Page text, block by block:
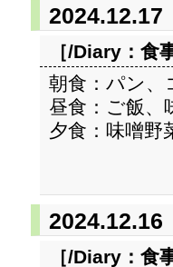
2024.12.17
［/Diary： 食
朝食：パン、
昼食：ご飯、
夕食：味噌野
2024.12.16
［/Diary： 食